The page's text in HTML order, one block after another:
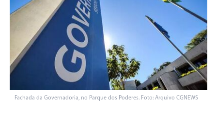
Fachada da Governadoria, no Parque dos Poderes. Foto: Arquivo CGNEWS